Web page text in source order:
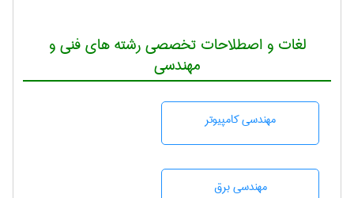
لغات و اصطلاحات تخصصی رشته های فنی و
مهندسی
مهندسی كامپيوتر
مهندسی برق